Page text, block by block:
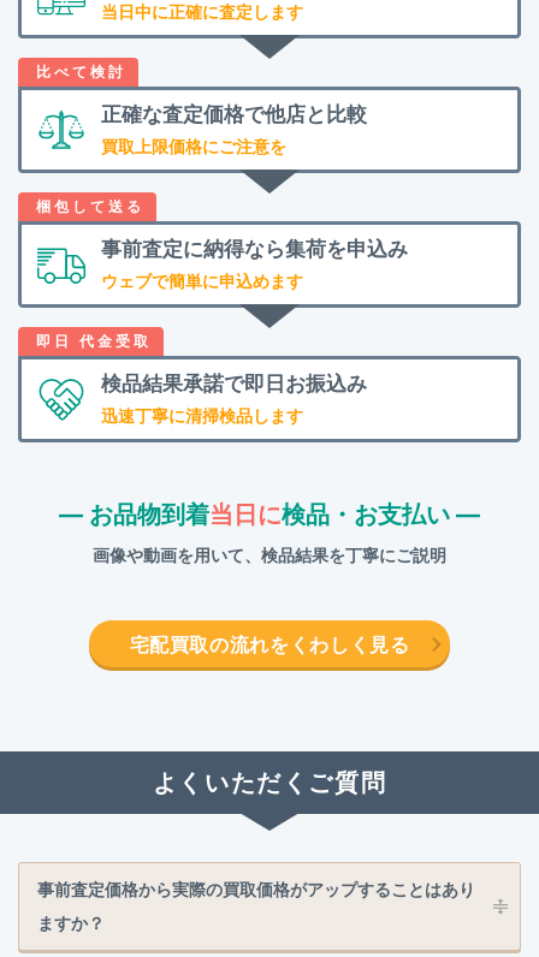
当日中に正確に査定します
正確な査定価格で他店と比較
買取上限価格にご注意を
事前査定に納得なら集荷を申込み
ウェブで簡単に申込めます
検品結果承諾で即日お振込み
迅速丁寧に清掃検品します
― お品物到着当日に検品・お支払い ―
画像や動画を用いて、検品結果を丁寧にご説明
宅配買取の流れをくわしく見る
よくいただくご質問
事前査定価格から実際の買取価格がアップすることはあり
ますか？